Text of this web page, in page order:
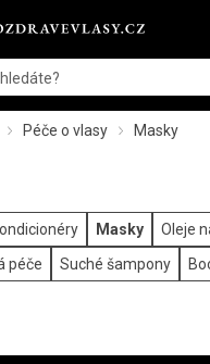
Péče o vlasy Masky
Masky
Oleje
péče
Suché šampony